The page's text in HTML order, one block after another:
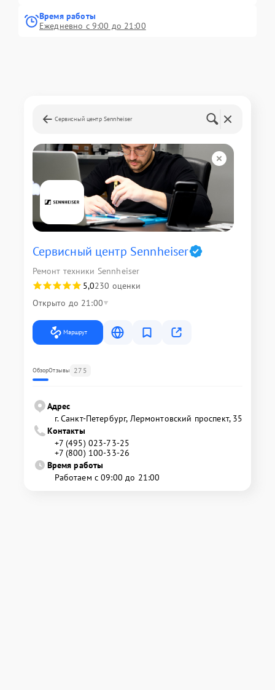
Время работы
Ежедневно с 9:00 до 21:00
Сервисный центр Sennheiser
Сервисный центр Sennheiser
Ремонт техники Sennheiser
5,0230 оценки
Открыто до 21:00
Маршрут
ОбзорОтзывы 275
Адрес
г. Санкт-Петербург, Лермонтовский проспект, 35
Контакты
+7 (495) 023-73-25
+7 (800) 100-33-26
Время работы
Работаем с 09:00 до 21:00